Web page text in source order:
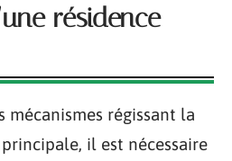
résidence
mécanismes régissant la
il est nécessaire